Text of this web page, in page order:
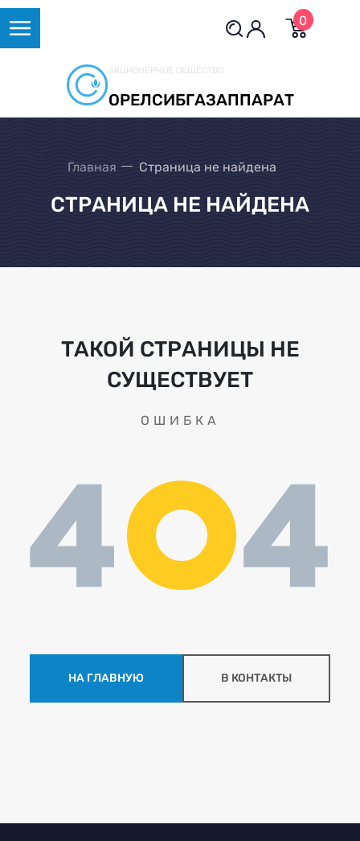
0
АКЦИОНЕРНОЕ ОБЩЕСТВО
ОРЕЛСИБГАЗАППАРАТ
Главная Страница не найдена
СТРАНИЦА НЕ НАЙДЕНА
ТАКОЙ СТРАНИЦЫ НЕ
СУЩЕСТВУЕТ
ОШИБКА
НА ГЛАВНУЮ В КОНТАКТЫ